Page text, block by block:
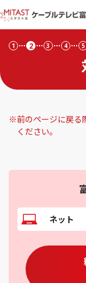
1 2 3 4 5
※前のページに戻る
ください。
ネット